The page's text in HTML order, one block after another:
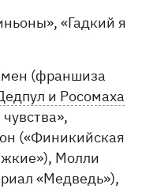
«Гадкий я
(франшиза
и Росомаха
(«Финикийская
Молли
«Медведь»),